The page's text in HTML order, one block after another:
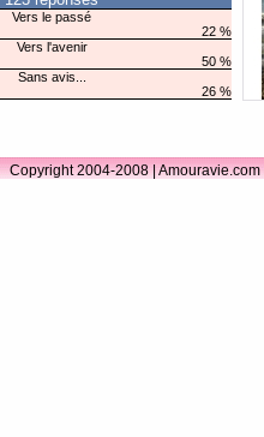
Vers le passé
22 %
Vers l'avenir
50 %
Sans avis...
26 %
Copyright 2004-2008 |